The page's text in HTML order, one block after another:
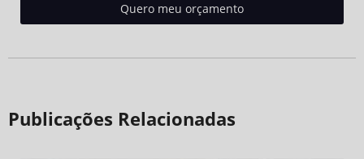
Quero meu orçamento
Publicações Relacionadas